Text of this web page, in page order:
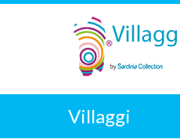
Villaggi